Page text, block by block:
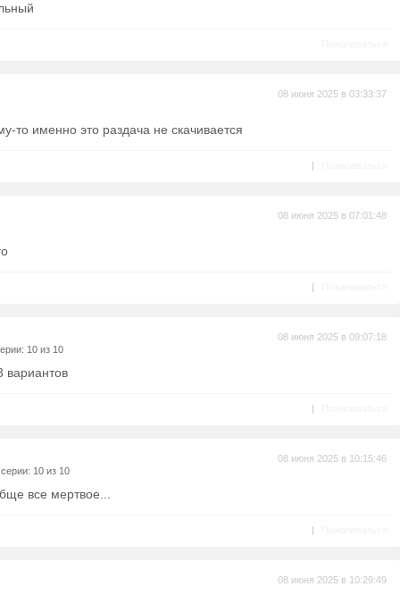
08 июня 2025 в 03:33:37
то именно это раздача не скачивается
|
08 июня 2025 в 07:01:48
|
10 из 10
08 июня 2025 в 09:07:18
вариантов
|
10 из 10
08 июня 2025 в 10:15:46
все мертвое...
|
08 июня 2025 в 10:29:49